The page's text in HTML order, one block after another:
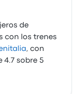
de
con los trenes
, con
4.7 sobre 5